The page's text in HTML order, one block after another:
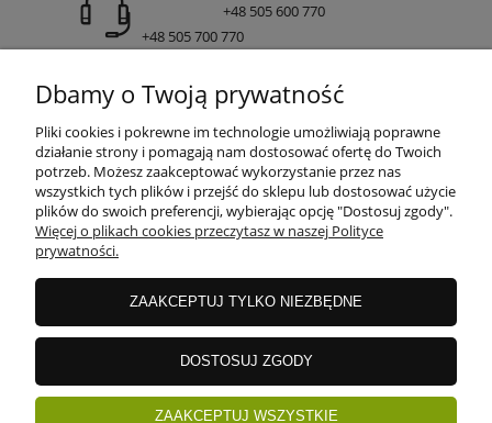
+48 505 600 770
+48 505 700 770
ul. Nakielska 266 85-391 Bydgoszcz
INFORMACJE
DOSTAWA I PŁATNOŚCI
GWARANCJE I ZWROTY
Dbamy o Twoją prywatność
Pliki cookies i pokrewne im technologie umożliwiają poprawne
działanie strony i pomagają nam dostosować ofertę do Twoich
potrzeb. Możesz zaakceptować wykorzystanie przez nas
wszystkich tych plików i przejść do sklepu lub dostosować użycie
plików do swoich preferencji, wybierając opcję "Dostosuj zgody".
Więcej o plikach cookies przeczytasz w naszej Polityce
prywatności.
ZAAKCEPTUJ TYLKO NIEZBĘDNE
DOSTOSUJ ZGODY
ZAAKCEPTUJ WSZYSTKIE